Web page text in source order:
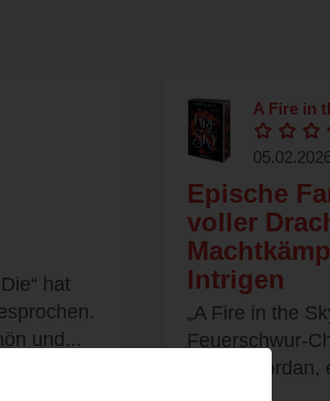
hat
und...
A Fire in
Epische
voller
Intrigen
„A Fire in the
Feuerschwur-
Sophie